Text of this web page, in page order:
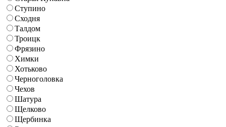
Ступино
Сходня
Талдом
Троицк
Фрязино
Химки
Хотьково
Черноголовка
Чехов
Шатура
Щелково
Щербинка